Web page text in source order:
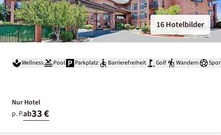
16 Hotelbilder
Wellness Pool Parkplatz Barrierefreiheit Golf Wandern
Nur Hotel
p. P.ab33 €